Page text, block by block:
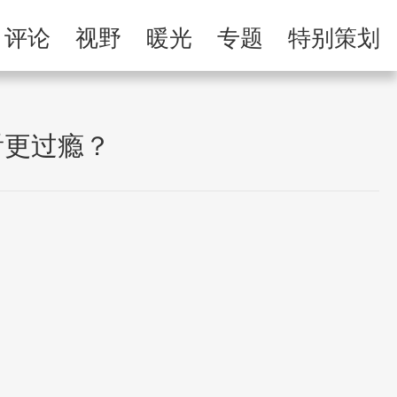
举报专区
评论 视野 暖光 专题 特别策划
过瘾？